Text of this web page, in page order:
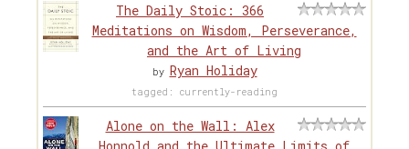
The Daily Stoic: 366
Meditations on Wisdom, Perseverance,
and the Art of Living
by Ryan Holiday
tagged: currently-reading
Alone on the Wall: Alex